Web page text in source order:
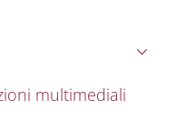
multimediali